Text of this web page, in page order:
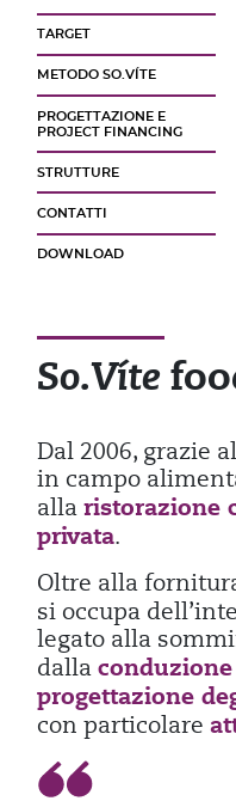
So.Víte
Dal 2006, grazie
in campo
alla ristorazione
privata.
Oltre alla
si occupa
legato alla
dalla
progettazione
con particolare
TARGET
METODO SO.VÍTE
PROGETTAZIONE E
PROJECT FINANCING
STRUTTURE
CONTATTI
DOWNLOAD